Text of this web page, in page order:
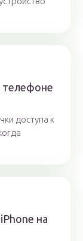
телефоне
доступа к
на